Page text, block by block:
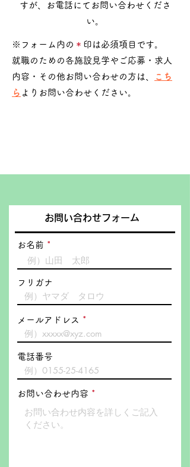
すが、お電話にてお問い合わせくださ
い。
※フォーム内の ＊ 印 は必須項目です。
就職のための各施設見学やご応募・求人
内容・その他お問い合わせの方は、
こち
ら よりお問い合わせください。
お問い合わせフォーム
お名前
フリガナ
メールアドレス
電話番号
お問い合わせ内容